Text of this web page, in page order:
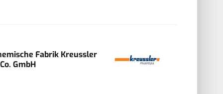
Fabrik Kreussler
GmbH